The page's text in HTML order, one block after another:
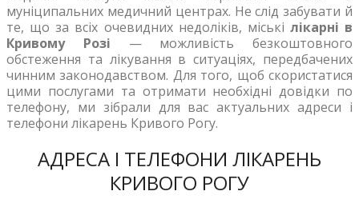
муніципальних медичний центрах. Не слід забувати й
те, що за всіх очевидних недоліків, міські лікарні в
Кривому Розі — можливість безкоштовного
обстеження та лікування в ситуаціях, передбачених
чинним законодавством. Для того, щоб скористатися
цими послугами та отримати необхідні довідки по
телефону, ми зібрали для вас актуальних адреси і
телефони лікарень Кривого Рогу.
АДРЕСА І ТЕЛЕФОНИ ЛІКАРЕНЬ
КРИВОГО РОГУ